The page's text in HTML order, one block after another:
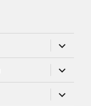
підменю
підменю
підменю